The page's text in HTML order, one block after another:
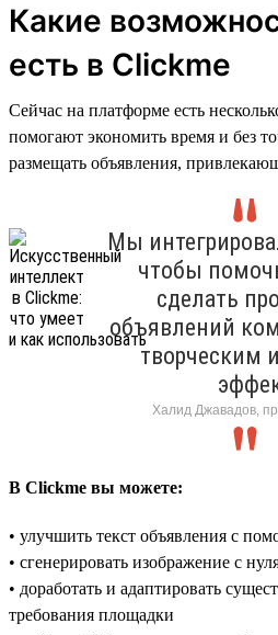
Какие
есть в Clickme
Сейчас на платформе есть
помогают экономить время и без
размещать объявления,
Мы
чтобы
сделать
объявлений
творческим
Халид Джавадов,
В Clickme вы можете:
• улучшить текст объявления с
• сгенерировать изображение с
• доработать и адаптировать
требования площадки